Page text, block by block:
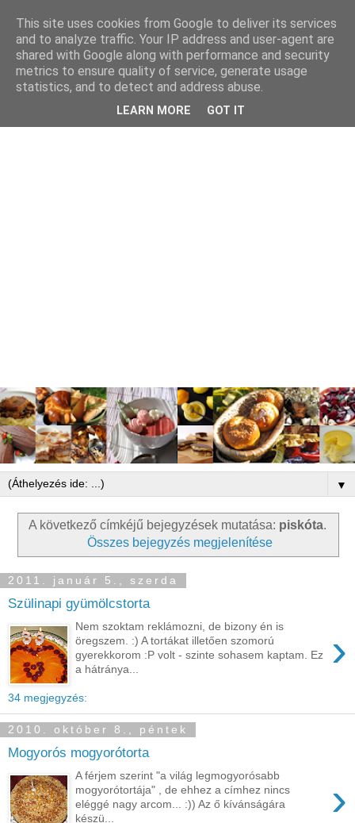
▼
A következő címkéjű bejegyzések mutatása: piskóta.
Összes bejegyzés megjelenítése
2011. január 5., szerda
Szülinapi gyümölcstorta
›
Nem szoktam reklámozni, de bizony én is
öregszem. :) A tortákat illetően szomorú
gyerekkorom :P volt - szinte sohasem kaptam. Ez
a hátránya...
34 megjegyzés:
2010. október 8., péntek
Mogyorós mogyorótorta
›
A férjem szerint "a világ legmogyorósabb
mogyorótortája" , de ehhez a címhez nincs
eléggé nagy arcom... :)) Az ő kívánságára
készü...
This site uses cookies from Google to deliver its services
and to analyze traffic. Your IP address and user-agent are
shared with Google along with performance and security
metrics to ensure quality of service, generate usage
statistics, and to detect and address abuse.
LEARN MORE GOT IT